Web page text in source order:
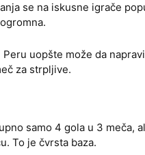
se na iskusne igrače
uopšte može da napravi
za strpljive.
samo 4 gola u 3 meča,
To je čvrsta baza.